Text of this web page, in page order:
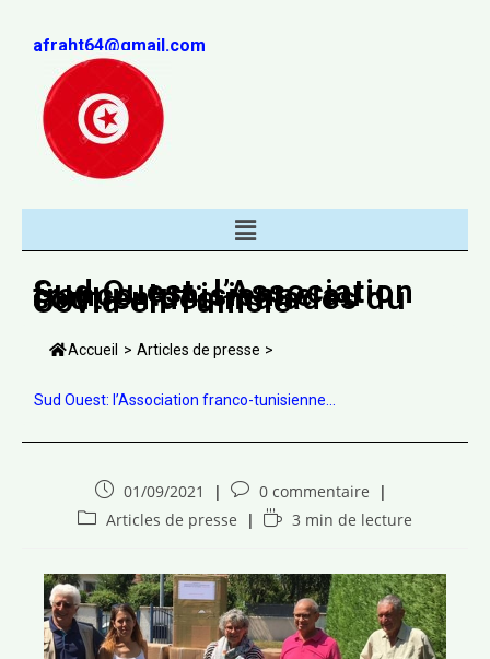
afraht64@gmail.com
Sud Ouest: l’Association
franco-tunisienne au
soutien des malades du
Covid en Tunisie
Accueil > Articles de presse >
Sud Ouest: l’Association franco-tunisienne...
01/09/2021
0 commentaire
Articles de presse
3 min de lecture